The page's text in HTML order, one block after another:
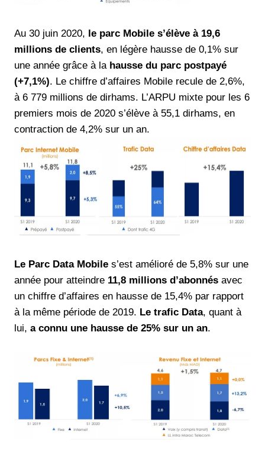
Au 30 juin 2020, le parc Mobile s’élève à 19,6
millions de clients, en légère hausse de 0,1% sur
une année grâce à la hausse du parc postpayé
(+7,1%). Le chiffre d’affaires Mobile recule de 2,6%,
à 6 779 millions de dirhams. L’ARPU mixte pour les 6
premiers mois de 2020 s’élève à 55,1 dirhams, en
contraction de 4,2% sur un an.
Le Parc Data Mobile s’est amélioré de 5,8% sur une
année pour atteindre 11,8 millions d’abonnés avec
un chiffre d’affaires en hausse de 15,4% par rapport
à la même période de 2019. Le trafic Data, quant à
lui, a connu une hausse de 25% sur un an.